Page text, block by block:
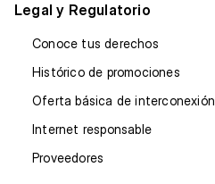
Legal y Regulatorio
Conoce tus derechos
Histórico de promociones
Oferta básica de interconexión
Internet responsable
Proveedores